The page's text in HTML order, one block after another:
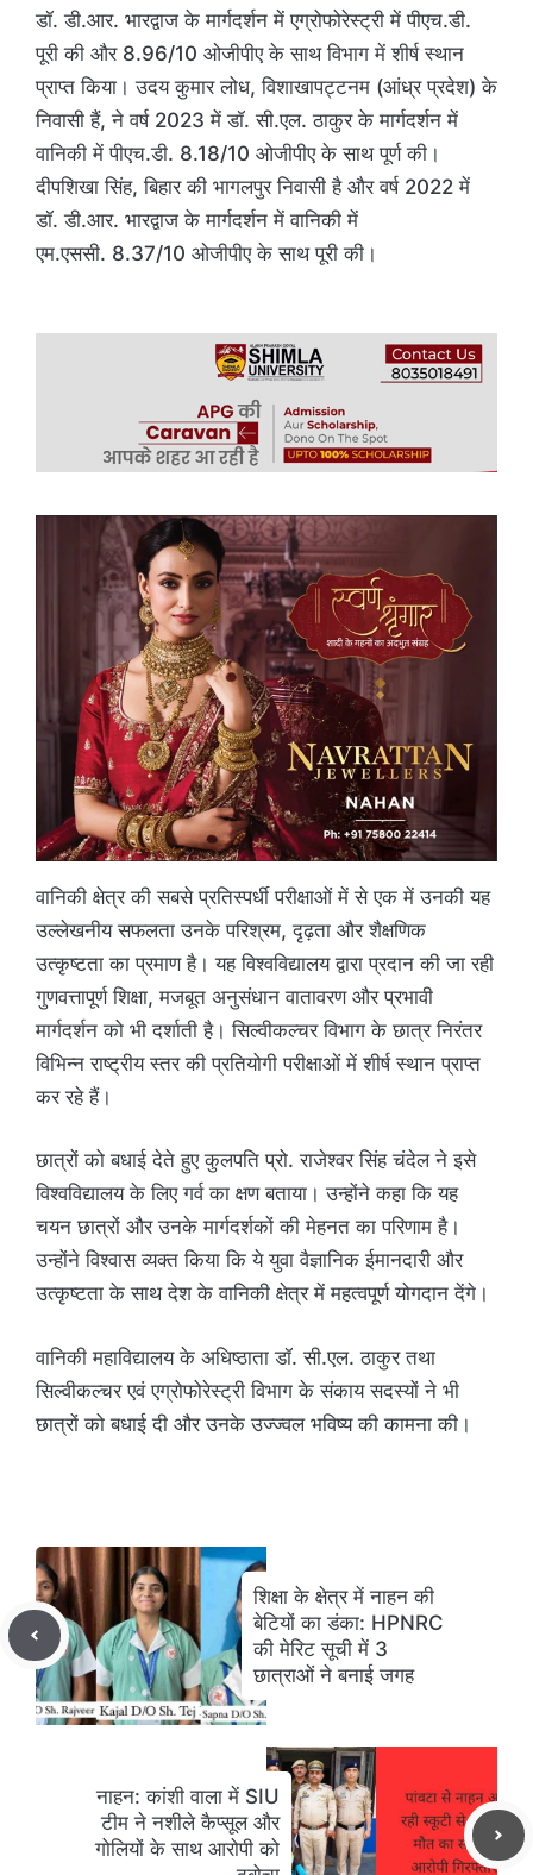
डॉ. डी.आर. भारद्वाज के मार्गदर्शन में एग्रोफोरेस्ट्री में पीएच.डी.
पूरी की और 8.96/10 ओजीपीए के साथ विभाग में शीर्ष स्थान
प्राप्त किया। उदय कुमार लोध, विशाखापट्टनम (आंध्र प्रदेश) के
निवासी हैं, ने वर्ष 2023 में डॉ. सी.एल. ठाकुर के मार्गदर्शन में
वानिकी में पीएच.डी. 8.18/10 ओजीपीए के साथ पूर्ण की।
दीपशिखा सिंह, बिहार की भागलपुर निवासी है और वर्ष 2022 में
डॉ. डी.आर. भारद्वाज के मार्गदर्शन में वानिकी में
एम.एससी. 8.37/10 ओजीपीए के साथ पूरी की।
वानिकी क्षेत्र की सबसे प्रतिस्पर्धी परीक्षाओं में से एक में उनकी यह
उल्लेखनीय सफलता उनके परिश्रम, दृढ़ता और शैक्षणिक
उत्कृष्टता का प्रमाण है। यह विश्वविद्यालय द्वारा प्रदान की जा रही
गुणवत्तापूर्ण शिक्षा, मजबूत अनुसंधान वातावरण और प्रभावी
मार्गदर्शन को भी दर्शाती है। सिल्वीकल्चर विभाग के छात्र निरंतर
विभिन्न राष्ट्रीय स्तर की प्रतियोगी परीक्षाओं में शीर्ष स्थान प्राप्त
कर रहे हैं।
छात्रों को बधाई देते हुए कुलपति प्रो. राजेश्वर सिंह चंदेल ने इसे
विश्वविद्यालय के लिए गर्व का क्षण बताया। उन्होंने कहा कि यह
चयन छात्रों और उनके मार्गदर्शकों की मेहनत का परिणाम है।
उन्होंने विश्वास व्यक्त किया कि ये युवा वैज्ञानिक ईमानदारी और
उत्कृष्टता के साथ देश के वानिकी क्षेत्र में महत्वपूर्ण योगदान देंगे।
वानिकी महाविद्यालय के अधिष्ठाता डॉ. सी.एल. ठाकुर तथा
सिल्वीकल्चर एवं एग्रोफोरेस्ट्री विभाग के संकाय सदस्यों ने भी
छात्रों को बधाई दी और उनके उज्ज्वल भविष्य की कामना की।
शिक्षा के क्षेत्र में नाहन की
बेटियों का डंका: HPNRC
की मेरिट सूची में 3
छात्राओं ने बनाई जगह
नाहन: कांशी वाला में SIU
टीम ने नशीले कैप्सूल और
गोलियों के साथ आरोपी को